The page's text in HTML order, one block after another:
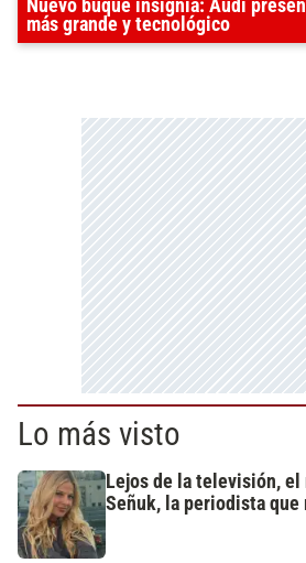
Nuevo buque insignia: Audi
más grande y tecnológico
Lo más visto
Lejos de la televisión,
Señuk, la periodista que